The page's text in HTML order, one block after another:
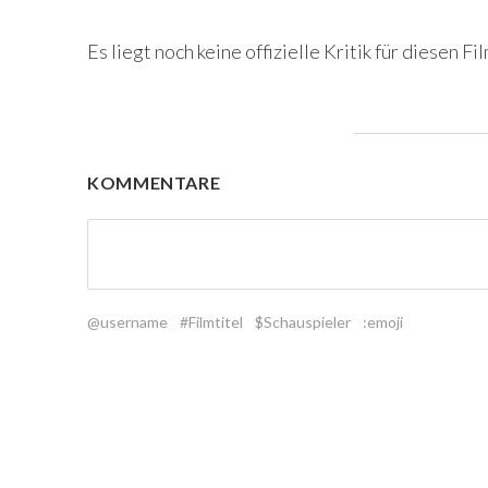
Es liegt noch keine offizielle Kritik für diesen
KOMMENTARE
@username #Filmtitel $Schauspieler :emoji